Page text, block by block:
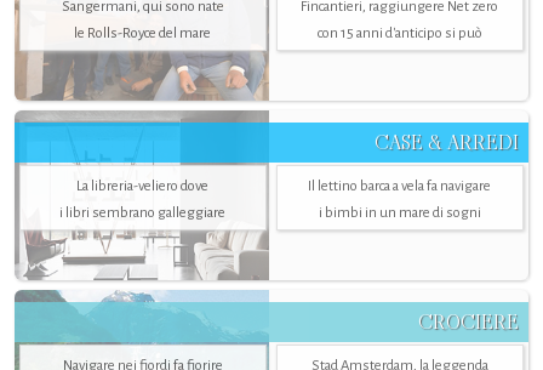
Sangermani, qui sono nate
le Rolls-Royce del mare
Fincantieri, raggiungere Net zero
con 15 anni d'anticipo si può
CASE & ARREDI
La libreria-veliero dove
i libri sembrano galleggiare
Il lettino barca a vela fa navigare
i bimbi in un mare di sogni
CROCIERE
Navigare nei fiordi fa fiorire
Stad Amsterdam, la leggenda